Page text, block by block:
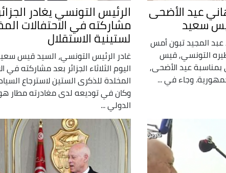
عيد الأضحى
سعيد
المجيد تبون أمس
التونسي, قيس
بمناسبة عيد الأضحى,
وجاء في ...
الرئيس التونسي يغادر
مشاركته في الاحتفالات
لستينية الاستقلال
غادر الرئيس التونسي، السيد قيس
اليوم الثلاثاء الجزائر بعد مشاركته في
المخلدة للذكرى الستين لاسترجاع
وكان في توديعه لدى مغادرته مطار
الدولي ...